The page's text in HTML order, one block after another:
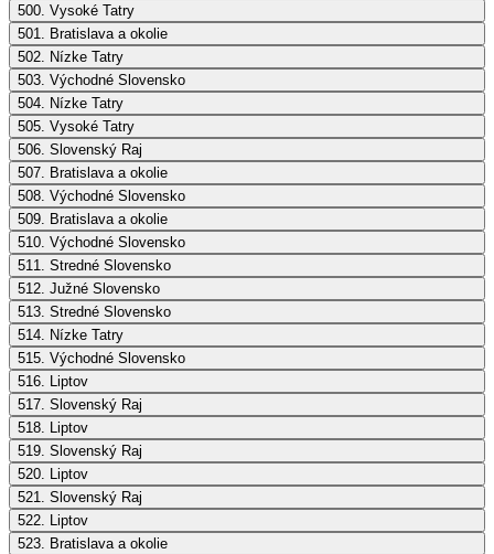
500. Vysoké Tatry
501. Bratislava a okolie
502. Nízke Tatry
503. Východné Slovensko
504. Nízke Tatry
505. Vysoké Tatry
506. Slovenský Raj
507. Bratislava a okolie
508. Východné Slovensko
509. Bratislava a okolie
510. Východné Slovensko
511. Stredné Slovensko
512. Južné Slovensko
513. Stredné Slovensko
514. Nízke Tatry
515. Východné Slovensko
516. Liptov
517. Slovenský Raj
518. Liptov
519. Slovenský Raj
520. Liptov
521. Slovenský Raj
522. Liptov
523. Bratislava a okolie